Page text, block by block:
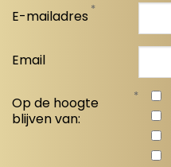
E-mailadres *
Email
Op de hoogte
blijven van:
*